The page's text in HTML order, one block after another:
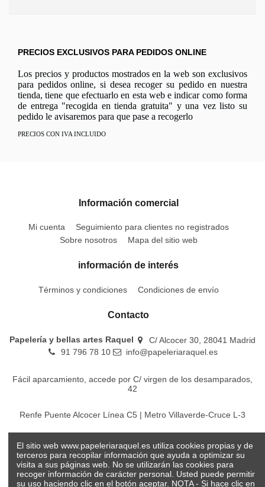
PRECIOS EXCLUSIVOS PARA PEDIDOS ONLINE
Los precios y productos mostrados en la web son exclusivos
para pedidos online, si desea recoger su pedido en nuestra
tienda, tiene que efectuarlo en esta web e indicar como forma
de entrega "recogida en tienda gratuita" y una vez listo su
pedido le avisaremos para que pase a recogerlo
PRECIOS CON IVA INCLUIDO
Información comercial
Mi cuenta
Seguimiento para clientes no registrados
Sobre nosotros
Mapa del sitio web
información de interés
Términos y condiciones Condiciones de envío
Contacto
Papelería y bellas artes Raquel
C/ Alcocer 30, 28041 Madrid
91 796 78 10
info@papeleriaraquel.es
Fácil aparcamiento, accede por C/ virgen de los desamparados,
42
Renfe Puente Alcocer Línea C5 | Metro Villaverde-Cruce L-3
El sitio web www.papeleriaraquel.es utiliza cookies propias y de
terceros para recopilar información que ayuda a optimizar su
visita a sus páginas web. No se utilizarán las cookies para
recoger información de carácter personal. Usted puede permitir
su uso haciendo clic en el botón aceptar. NOTA - Si hace clic en